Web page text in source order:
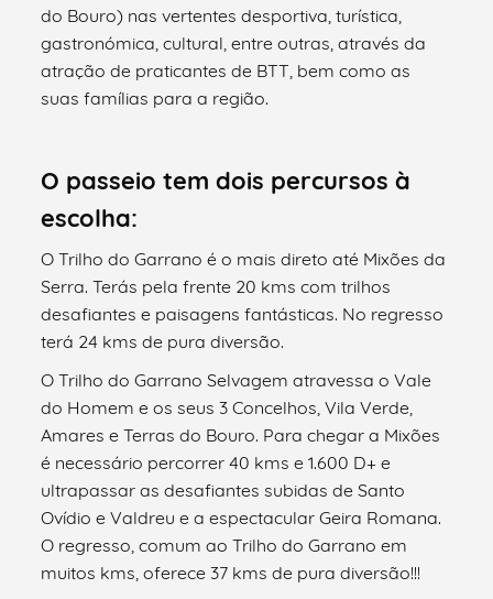
do Bouro) nas vertentes desportiva, turística,
gastronómica, cultural, entre outras, através da
atração de praticantes de BTT, bem como as
suas famílias para a região.
O passeio tem dois percursos à
escolha:
O Trilho do Garrano é o mais direto até Mixões da
Serra. Terás pela frente 20 kms com trilhos
desafiantes e paisagens fantásticas. No regresso
terá 24 kms de pura diversão.
O Trilho do Garrano Selvagem atravessa o Vale
do Homem e os seus 3 Concelhos, Vila Verde,
Amares e Terras do Bouro. Para chegar a Mixões
é necessário percorrer 40 kms e 1.600 D+ e
ultrapassar as desafiantes subidas de Santo
Ovídio e Valdreu e a espectacular Geira Romana.
O regresso, comum ao Trilho do Garrano em
muitos kms, oferece 37 kms de pura diversão!!!